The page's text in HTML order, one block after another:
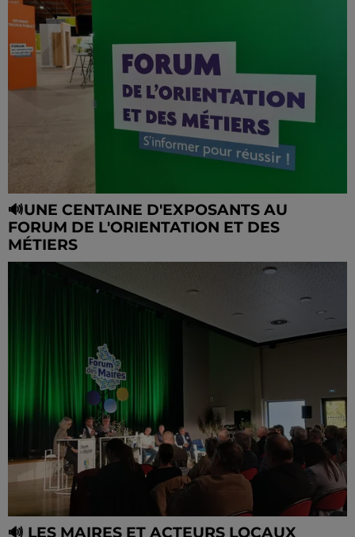
🔊UNE CENTAINE D'EXPOSANTS AU
FORUM DE L'ORIENTATION ET DES
MÉTIERS
🔊 LES MAIRES ET ACTEURS LOCAUX